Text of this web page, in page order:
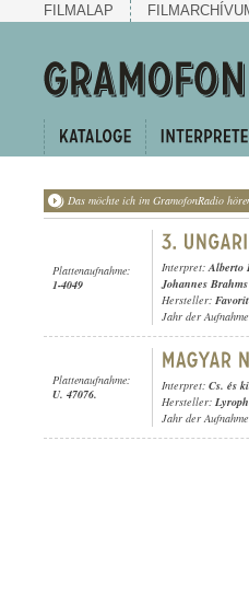
FILMALAP
Das möchte ich im GramofonRadio
Plattenaufnahme:
1-4049
Interpret:Alberto
Johannes Brahms
Hersteller:
Jahr der
Plattenaufnahme:
U. 47076.
Interpret: Cs. és
Hersteller:
Jahr der